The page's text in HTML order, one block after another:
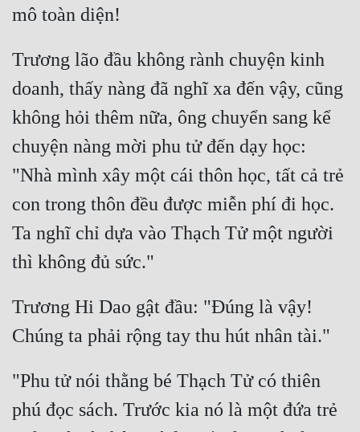
Trương lão đầu không rành chuyện kinh
doanh, thấy nàng đã nghĩ xa đến vậy, cũng
không hỏi thêm nữa, ông chuyển sang kể
chuyện nàng mời phu tử đến dạy học:
"Nhà mình xây một cái thôn học, tất cả trẻ
con trong thôn đều được miễn phí đi học.
Ta nghĩ chỉ dựa vào Thạch Tử một người
Trương Hi Dao gật đầu: "Đúng là vậy!
"Phu tử nói thằng bé Thạch Tử có thiên
phú đọc sách. Trước kia nó là một đứa trẻ